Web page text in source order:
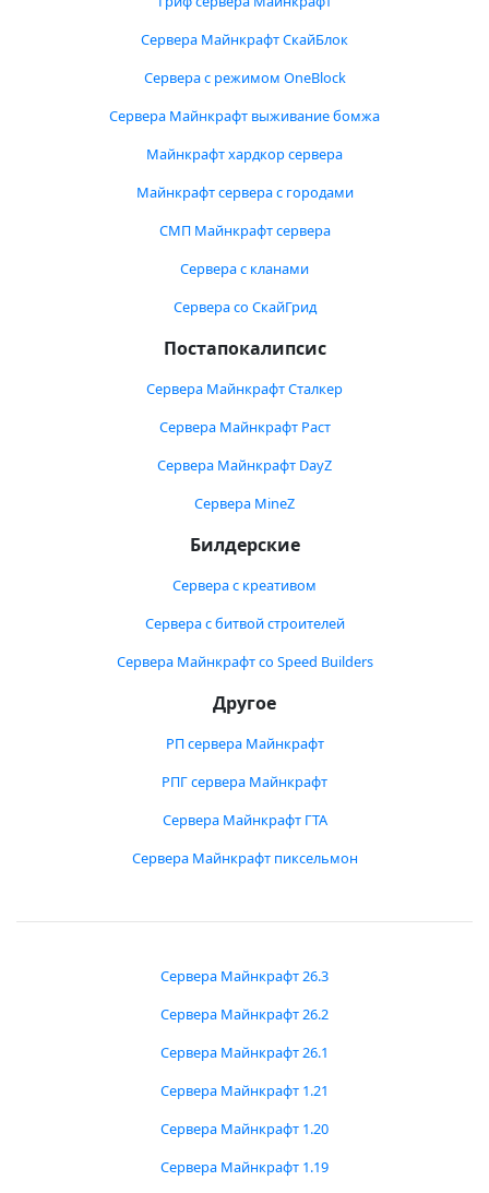
Сервера Майнкрафт СкайБлок
Сервера с режимом OneBlock
Сервера Майнкрафт выживание бомжа
Майнкрафт хардкор сервера
Майнкрафт сервера с городами
СМП Майнкрафт сервера
Сервера с кланами
Сервера со СкайГрид
Постапокалипсис
Сервера Майнкрафт Сталкер
Сервера Майнкрафт Раст
Сервера Майнкрафт DayZ
Сервера MineZ
Билдерские
Сервера с креативом
Сервера с битвой строителей
Сервера Майнкрафт со Speed Builders
Другое
РП сервера Майнкрафт
РПГ сервера Майнкрафт
Сервера Майнкрафт ГТА
Сервера Майнкрафт пиксельмон
Сервера Майнкрафт 26.3
Сервера Майнкрафт 26.2
Сервера Майнкрафт 26.1
Сервера Майнкрафт 1.21
Сервера Майнкрафт 1.20
Сервера Майнкрафт 1.19